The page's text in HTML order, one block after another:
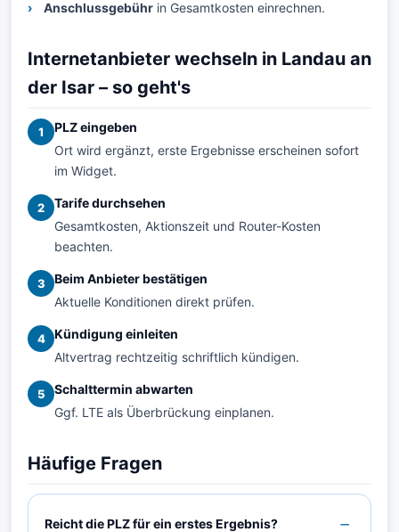
Anschlussgebühr in Gesamtkosten einrechnen.
Internetanbieter wechseln in Landau an
der Isar – so geht's
1
PLZ eingeben
Ort wird ergänzt, erste Ergebnisse erscheinen sofort
im Widget.
2
Tarife durchsehen
Gesamtkosten, Aktionszeit und Router-Kosten
beachten.
3
Beim Anbieter bestätigen
Aktuelle Konditionen direkt prüfen.
4
Kündigung einleiten
Altvertrag rechtzeitig schriftlich kündigen.
5
Schalttermin abwarten
Ggf. LTE als Überbrückung einplanen.
Häufige Fragen
Reicht die PLZ für ein erstes Ergebnis?